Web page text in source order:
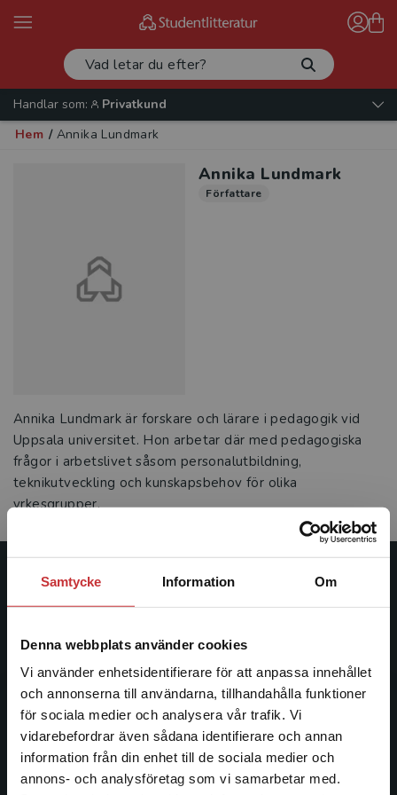
Samtycke Information Om
Denna webbplats använder cookies
Vi använder enhetsidentifierare för att anpassa innehållet
och annonserna till användarna, tillhandahålla funktioner
för sociala medier och analysera vår trafik. Vi
vidarebefordrar även sådana identifierare och annan
information från din enhet till de sociala medier och
annons- och analysföretag som vi samarbetar med.
Begränsad fraktregion
Handlar som:
Privatkund
Hem / Annika Lundmark
Annika Lundmark
Författare
Annika Lundmark är forskare och lärare i pedagogik vid
Uppsala universitet. Hon arbetar där med pedagogiska
frågor i arbetslivet såsom personalutbildning,
teknikutveckling och kunskapsbehov för olika
yrkesgrupper.
Studentlitteratur
ledande utbildningsförlag. Med läromedel, kurslitteratur,
facklitteratur, utbildningar och digitala
informationstjänster i utbudet, finns Studentlitteratur med
längs hela kunskapsresan.
Kontakta oss